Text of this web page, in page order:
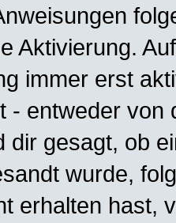
Aktivierung.
immer erst
- entweder von
dir gesagt, ob
wurde,
erhalten hast,